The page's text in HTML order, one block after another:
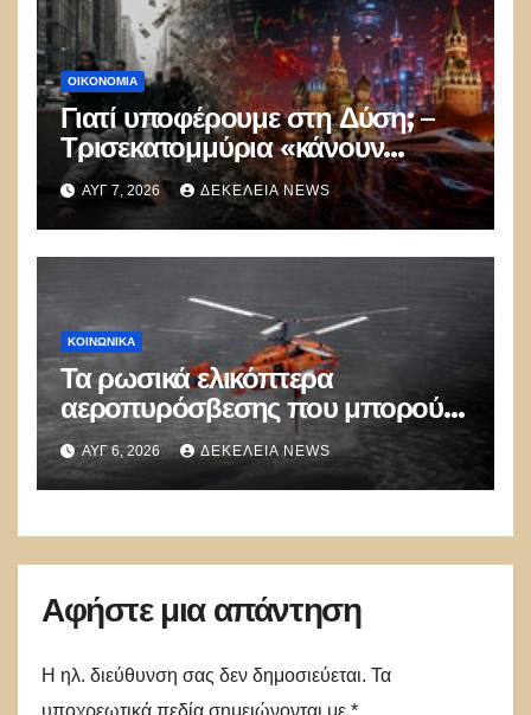
ΟΙΚΟΝΟΜΙΑ
Γιατί υποφέρουμε στη Δύση; –
Τρισεκατομμύρια «κάνουν
φτερά», την ώρα που Κίνα και
Ρωσία σαρώνουν με το 1/10 του
κόστους
ΑΥΓ 7, 2026 ΔΕΚΈΛΕΙΑ NEWS
ΚΟΙΝΩΝΙΚΑ
Τα ρωσικά ελικόπτερα
αεροπυρόσβεσης που μπορούν
να ρίχνουν 5 τόνους νερού με 8
μποφόρ
ΑΥΓ 6, 2026 ΔΕΚΈΛΕΙΑ NEWS
Αφήστε μια απάντηση
Η ηλ. διεύθυνση σας δεν δημοσιεύεται. Τα
υποχρεωτικά πεδία σημειώνονται με *